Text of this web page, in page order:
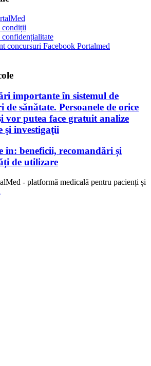
condiții
confidențialitate
concursuri Facebook Portalmed
importante în sistemul de
de sănătate. Persoanele de orice
vor putea face gratuit analize
şi investigaţii
in: beneficii, recomandări și
de utilizare
- platformă medicală pentru pacienți și